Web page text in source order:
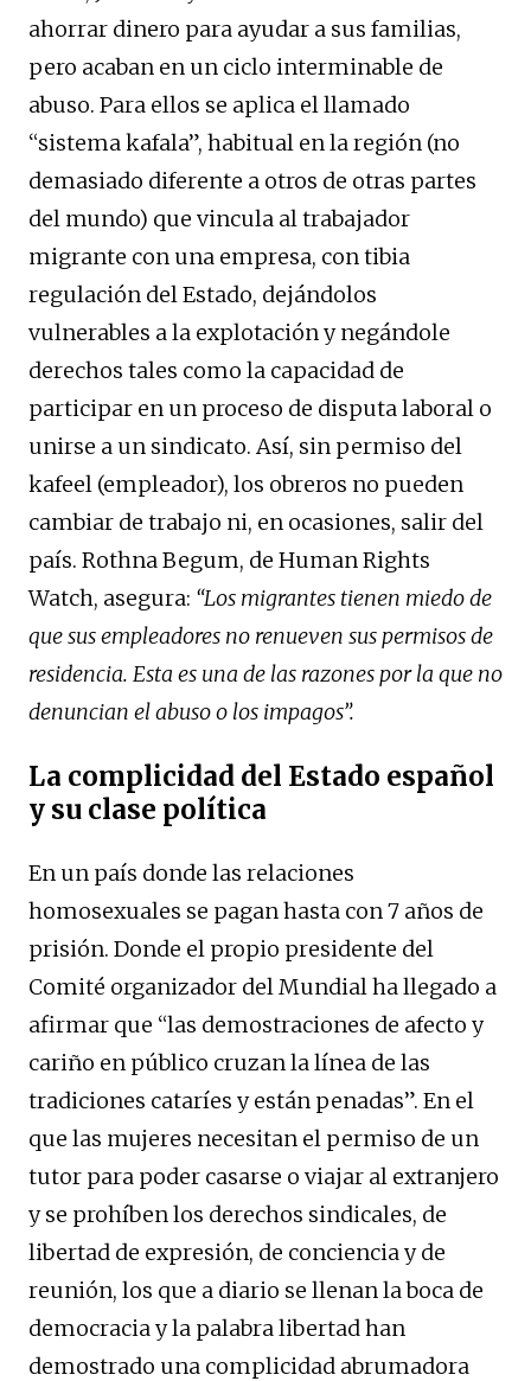
ahorrar dinero para ayudar a sus familias,
pero acaban en un ciclo interminable de
abuso. Para ellos se aplica el llamado
“sistema kafala”, habitual en la región (no
demasiado diferente a otros de otras partes
del mundo) que vincula al trabajador
migrante con una empresa, con tibia
regulación del Estado, dejándolos
vulnerables a la explotación y negándole
derechos tales como la capacidad de
participar en un proceso de disputa laboral o
unirse a un sindicato. Así, sin permiso del
kafeel (empleador), los obreros no pueden
cambiar de trabajo ni, en ocasiones, salir del
país. Rothna Begum, de Human Rights
Watch, asegura: “Los migrantes tienen miedo de
que sus empleadores no renueven sus permisos de
residencia. Esta es una de las razones por la que no
denuncian el abuso o los impagos”.
La complicidad del Estado español
y su clase política
En un país donde las relaciones
homosexuales se pagan hasta con 7 años de
prisión. Donde el propio presidente del
Comité organizador del Mundial ha llegado a
afirmar que “las demostraciones de afecto y
cariño en público cruzan la línea de las
tradiciones cataríes y están penadas”. En el
que las mujeres necesitan el permiso de un
tutor para poder casarse o viajar al extranjero
y se prohíben los derechos sindicales, de
libertad de expresión, de conciencia y de
reunión, los que a diario se llenan la boca de
democracia y la palabra libertad han
demostrado una complicidad abrumadora